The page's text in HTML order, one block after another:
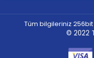
Tüm bilgileriniz 256bit
© 2022